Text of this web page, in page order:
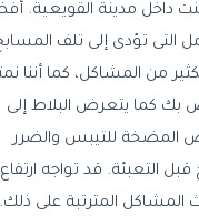
داخل مدينة القويعية.
التى تؤدى إلى تلف
من المشاكل، كما أننا
بك كما يتعرض البلاط إلى
المضخة للتيبس والضرر
قد تواجه ارتفاع
المترتبة على ذلك.